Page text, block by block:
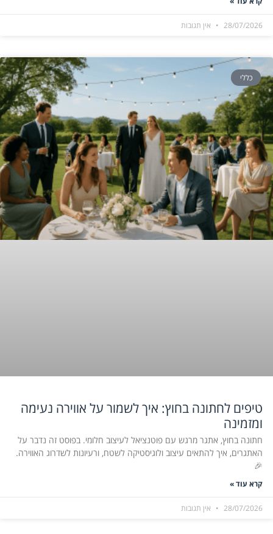
28/07/2026 אין תגובות
כללי
טיפים לחתונה בחוץ: איך לשמור על אווירה נעימה
ומזמינה
חתונה בחוץ, אתגר מרגש עם פוטנציאל לעיצוב חלומי. בפוסט זה נדבר על
האתגרים, איך להתאים עיצוב ולוגיסטיקה לשטח, ורעיונות לשדרוג האווירה.
🎉
קרא עוד »
28/07/2026 אין תגובות